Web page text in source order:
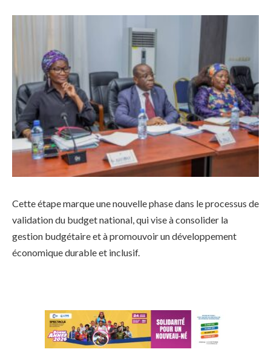
Cette étape marque une nouvelle phase dans le processus de
validation du budget national, qui vise à consolider la
gestion budgétaire et à promouvoir un développement
économique durable et inclusif.